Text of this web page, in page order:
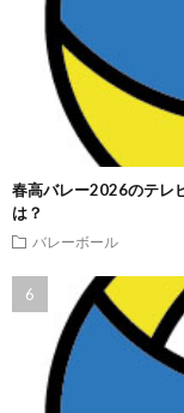
春高バレー2026のテレ
は？
バレーボール